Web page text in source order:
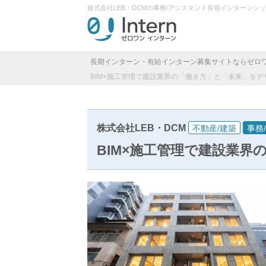
株式会社LEB・DCMの事務/アシスタント長期インターンシ
長期インターン・有給インターン募集サイトならゼロ
BIM×施工管理で建設業界の「働き方」と「未来」をデ
株式会社LEB・DCM 不動産/建築 事務
BIM×施工管理で建設業界